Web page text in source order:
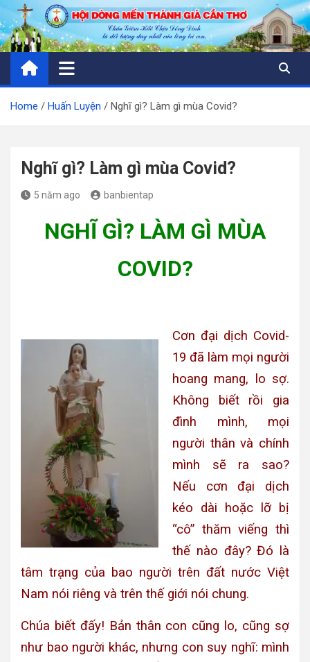
Skip
to
content
Home Huấn Luyện Nghĩ gì? Làm gì mùa Covid?
Nghĩ gì? Làm gì mùa Covid?
5 năm ago banbientap
NGHĨ GÌ? LÀM GÌ MÙA
COVID?
Cơn đại dịch Covid-
19 đã làm mọi người
hoang mang, lo sợ.
Không biết rồi gia
đình mình, mọi
người thân và chính
mình sẽ ra sao?
Nếu cơn đại dịch
kéo dài hoặc lỡ bị
“cô” thăm viếng thì
thế nào đây? Đó là
tâm trạng của bao người trên đất nước Việt
Nam nói riêng và trên thế giới nói chung.
Chúa biết đấy! Bản thân con cũng lo, cũng sợ
như bao người khác, nhưng con suy nghĩ: mình